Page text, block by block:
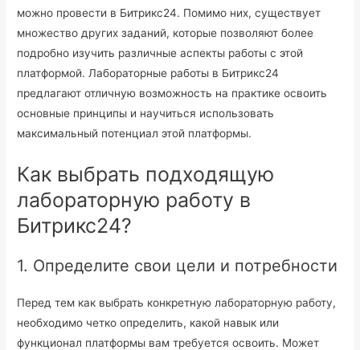
можно провести в Битрикс24. Помимо них, существует
множество других заданий, которые позволяют более
подробно изучить различные аспекты работы с этой
платформой. Лабораторные работы в Битрикс24
предлагают отличную возможность на практике освоить
основные принципы и научиться использовать
максимальный потенциал этой платформы.
Как выбрать подходящую
лабораторную работу в
Битрикс24?
1. Определите свои цели и потребности
Перед тем как выбрать конкретную лабораторную работу,
необходимо четко определить, какой навык или
функционал платформы вам требуется освоить. Может